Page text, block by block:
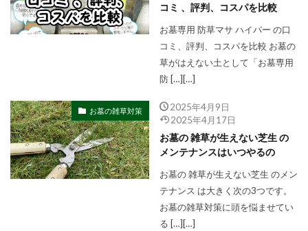
コミ 、評判、コスパを比較
お墓専用 防草マサ ハイパー の口
コミ、評判、コスパを比較 お墓の
草がはえない土として「お墓専用
防 […][…]
お墓の雑草対策
2025年4月9日
2025年4月17日
お墓の 雑草が生えない芝生 の
メンテナンスはいつやるの
お墓の 雑草が生えない芝生 のメン
テナンス は大きく次の3つです。
お墓の雑草対策に頭を悩ませてい
る […][…]